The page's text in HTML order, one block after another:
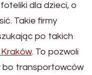
dla dzieci, o
Takie firmy
po takich
. To pozwoli
bo transportowców